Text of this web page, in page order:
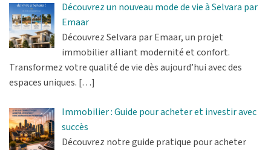
Découvrez un nouveau mode de vie à Selvara par
Emaar
Découvrez Selvara par Emaar, un projet
immobilier alliant modernité et confort.
Transformez votre qualité de vie dès aujourd’hui avec des
espaces uniques. […]
Immobilier : Guide pour acheter et investir avec
succès
Découvrez notre guide pratique pour acheter